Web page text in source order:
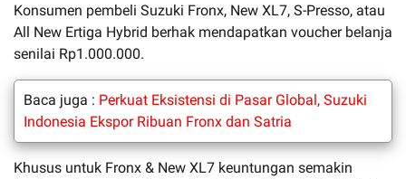
Konsumen pembeli Suzuki Fronx, New XL7, S-Presso, atau
All New Ertiga Hybrid berhak mendapatkan voucher belanja
senilai Rp1.000.000.
Baca juga : Perkuat Eksistensi di Pasar Global, Suzuki
Indonesia Ekspor Ribuan Fronx dan Satria
Khusus untuk Fronx & New XL7 keuntungan semakin